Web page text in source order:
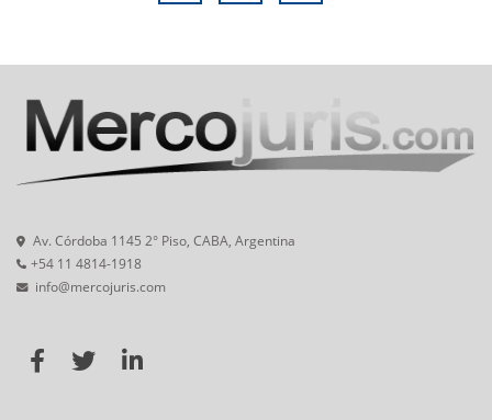
Av. Córdoba 1145 2° Piso, CABA, Argentina
+54 11 4814-1918
info@mercojuris.com